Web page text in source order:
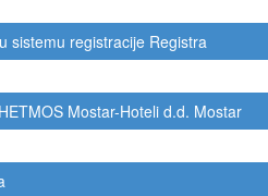
sistemu registracije Registra
Mostar-Hoteli d.d. Mostar